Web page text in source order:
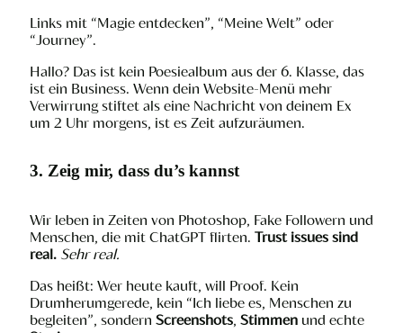
Links mit “Magie entdecken”, “Meine Welt” oder
“Journey”.
Hallo? Das ist kein Poesiealbum aus der 6. Klasse, das
ist ein Business. Wenn dein Website-Menü mehr
Verwirrung stiftet als eine Nachricht von deinem Ex
um 2 Uhr morgens, ist es Zeit aufzuräumen.
3. Zeig mir, dass du’s kannst
Wir leben in Zeiten von Photoshop, Fake Followern und
Menschen, die mit ChatGPT flirten. Trust issues sind
real. Sehr real.
Das heißt: Wer heute kauft, will Proof. Kein
Drumherumgerede, kein “Ich liebe es, Menschen zu
begleiten”, sondern Screenshots, Stimmen und echte